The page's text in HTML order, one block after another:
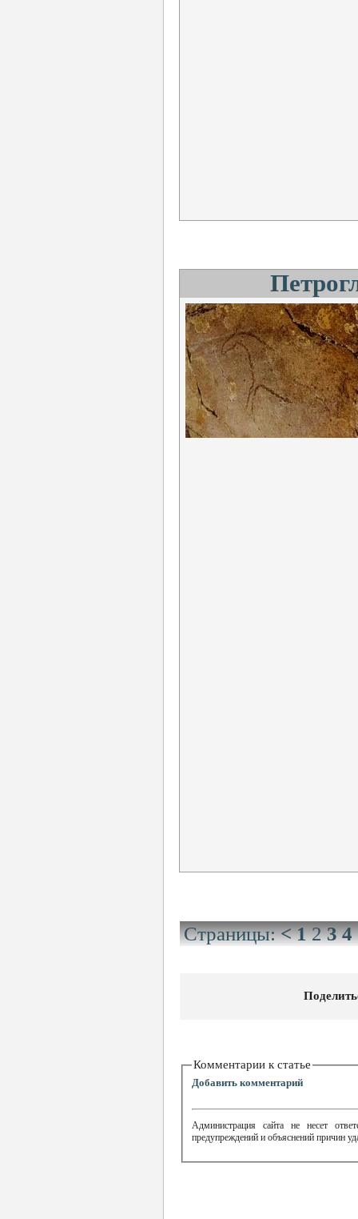
Страницы:< 1 2 3 4
Комментарии к статье
Добавить комментарий
Администрация сайта не несет
предупреждений и объяснений причин